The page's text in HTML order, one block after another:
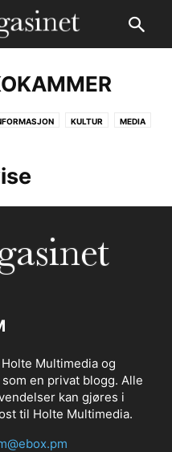
KULTUR MEDIA
Multimedia og
en privat blogg. Alle
kan gjøres i
til Holte Multimedia.